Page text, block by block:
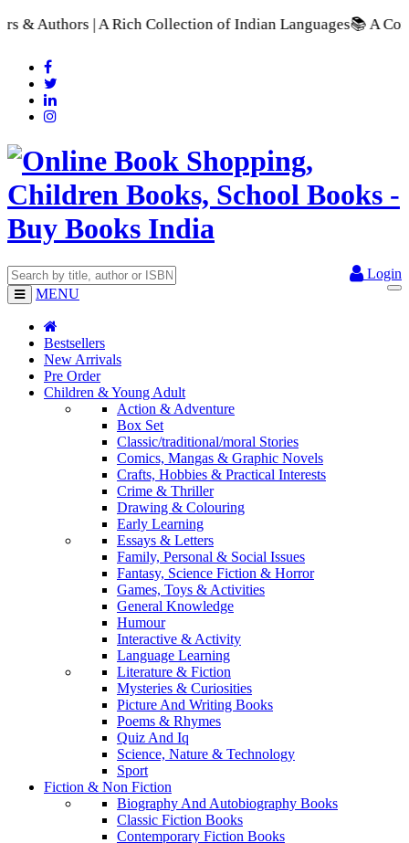
Rich Collection of Indian Languages📚 A Comprehensive
Login
MENU
Bestsellers
New Arrivals
Pre Order
Children & Young Adult
Action & Adventure
Box Set
Classic/traditional/moral Stories
Comics, Mangas & Graphic Novels
Crafts, Hobbies & Practical Interests
Crime & Thriller
Drawing & Colouring
Early Learning
Essays & Letters
Family, Personal & Social Issues
Fantasy, Science Fiction & Horror
Games, Toys & Activities
General Knowledge
Humour
Interactive & Activity
Language Learning
Literature & Fiction
Mysteries & Curiosities
Picture And Writing Books
Poems & Rhymes
Quiz And Iq
Science, Nature & Technology
Sport
Fiction & Non Fiction
Biography And Autobiography Books
Classic Fiction Books
Contemporary Fiction Books